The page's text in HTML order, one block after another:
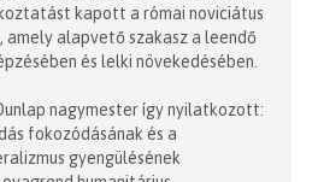
kapott a római noviciátus
amely alapvető szakasz a leendő
és lelki növekedésében.
nagymester így nyilatkozott:
fokozódásának és a
gyengülésének